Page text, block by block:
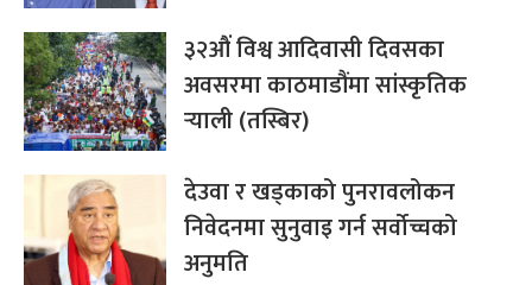
३२औं विश्व आदिवासी दिवसका
अवसरमा काठमाडौंमा सांस्कृतिक
र्‍याली (तस्बिर)
देउवा र खड्काको पुनरावलोकन
निवेदनमा सुनुवाइ गर्न सर्वोच्चको
अनुमति